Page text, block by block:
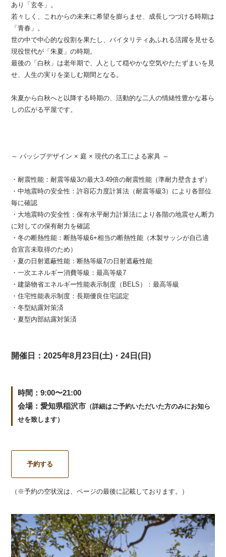
あり「玄冬」。
若々しく、これからの未来に希望を膨らませ、成長しつづける時期は
「青春」。
世の中で中心的な役割を果たし、バイタリティあふれる活躍を見せる
現役世代が「朱夏」の時期。
最後の「白秋」は老年期で、人として穏やかな空気やたたずまいを見
せ、人生の実りを楽しむ期間となる。
朱夏から白秋へと以降する時期の、活動的な二人の情緒性豊かな暮ら
しの広がる平屋です。
～ パッシブデザイン × 庭 × 現代の名工による家具 ～
・耐震性能：耐震等級3の最大3.49倍の耐震性能（準耐力壁含まず）
・中地震時の安全性：許容応力度計算法（耐震等級3）により各部位
毎に確認
・大地震時の安全性：保有水平耐力計算法により各階の地震せん断力
に対しての保有耐力を確認
・冬の断熱性能：断熱等級6+相当の断熱性能（木製サッシが自己適
合宣言未取得のため）
・夏の日射遮蔽性能：断熱等級7の日射遮蔽性能
・一次エネルギー消費等級：最高等級7
・建築物省エネルギー性能表示制度（BELS）：最高等級
・住宅性能表示制度：長期優良住宅認定
・冬型結露対策済
・夏型内部結露対策済
開催日：2025年8月23日(土)・24日(日)
時間：9:00〜21:00
会場：愛知県稲沢市 （詳細はご予約いただいた方のみにお知ら
せを致します）
予約する
（※予約の空状況は、ページの最後に記載しております。）